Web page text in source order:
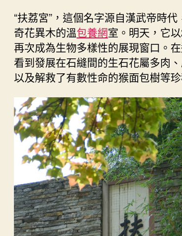
“扶荔宮”，這個名字源自漢武帝時
奇花異木的溫包養網室。明天，它
再次成為生物多樣性的展現窗口。
看到發展在石縫間的生石花屬多肉
以及解救了有數性命的猴面包樹等珍